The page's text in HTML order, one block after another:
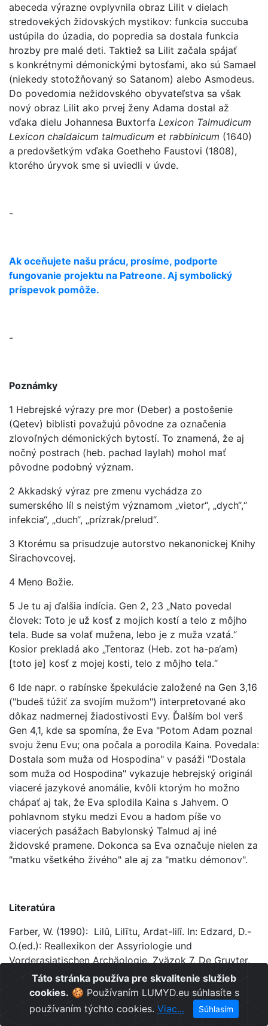
abeceda výrazne ovplyvnila obraz Lilit v dielach
stredovekých židovských mystikov: funkcia succuba
ustúpila do úzadia, do popredia sa dostala funkcia
hrozby pre malé deti. Taktiež sa Lilit začala spájať
s konkrétnymi démonickými bytosťami, ako sú Samael
(niekedy stotožňovaný so Satanom) alebo Asmodeus.
Do povedomia nežidovského obyvateľstva sa však
nový obraz Lilit ako prvej ženy Adama dostal až
vďaka dielu Johannesa Buxtorfa Lexicon Talmudicum
Lexicon chaldaicum talmudicum et rabbinicum (1640)
a predovšetkým vďaka Goetheho Faustovi (1808),
ktorého úryvok sme si uviedli v úvde.
-
Ak oceňujete našu prácu, prosíme, podporte
fungovanie projektu na Patreone. Aj symbolický
príspevok pomôže.
-
Poznámky
1 Hebrejské výrazy pre mor (Deber) a postošenie
(Qetev) biblisti považujú pôvodne za označenia
zlovoľných démonických bytostí. To znamená, že aj
nočný postrach (heb. pachad laylah) mohol mať
pôvodne podobný význam.
2 Akkadský výraz pre zmenu vychádza zo
sumerského líl s neistým významom „vietor“, „dych“,“
infekcia“, „duch“, „prízrak/prelud“.
3 Ktorému sa prisudzuje autorstvo nekanonickej Knihy
Sirachovcovej.
4 Meno Božie.
5 Je tu aj ďalšia indícia. Gen 2, 23 „Nato povedal
človek: Toto je už kosť z mojich kostí a telo z môjho
tela. Bude sa volať mužena, lebo je z muža vzatá.“
Kosior prekladá ako „Tentoraz (Heb. zot ha-pa‘am)
[toto je] kosť z mojej kosti, telo z môjho tela.“
6 Ide napr. o rabínske špekulácie založené na Gen 3,16
("budeš túžiť za svojím mužom") interpretované ako
dôkaz nadmernej žiadostivosti Evy. Ďalším bol verš
Gen 4,1, kde sa spomína, že Eva "Potom Adam poznal
svoju ženu Evu; ona počala a porodila Kaina. Povedala:
Dostala som muža od Hospodina" v pasáži "Dostala
som muža od Hospodina" vykazuje hebrejský originál
viaceré jazykové anomálie, kvôli ktorým ho možno
chápať aj tak, že Eva splodila Kaina s Jahvem. O
pohlavnom styku medzi Evou a hadom píše vo
viacerých pasážach Babylonský Talmud aj iné
židovské pramene. Dokonca sa Eva označuje nielen za
"matku všetkého živého" ale aj za "matku démonov".
Literatúra
Farber, W. (1990): Lilû, Lilītu, Ardat-lilî. In: Edzard, D.-
O.(ed.): Reallexikon der Assyriologie und
Vorderasiatischen Archäologie. Zväzok 7. De Gruyter.
23–24.
Hutter, M. (1999): Lilith. In: van der Toorn, K. et al.
(eds.), Dictionary of Deities and Demons in the Bible.
Táto stránka používa pre skvalitenie služieb
cookies. 🍪 Používaním LUMYD.eu súhlasíte s
používaním týchto cookies. Viac... Súhlasím